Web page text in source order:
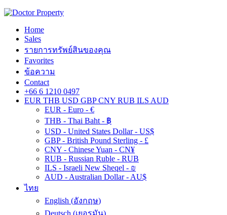
Home
Sales
รายการทรัพย์สินของคุณ
Favorites
ข้อความ
Contact
+66 6 1210 0497
EUR THB USD GBP CNY RUB ILS AUD
EUR - Euro - €
THB - Thai Baht - ฿
USD - United States Dollar - US$
GBP - British Pound Sterling - £
CNY - Chinese Yuan - CN¥
RUB - Russian Ruble - RUB
ILS - Israeli New Sheqel - ₪
AUD - Australian Dollar - AU$
ไทย
English (อังกฤษ)
Deutsch (เยอรมัน)